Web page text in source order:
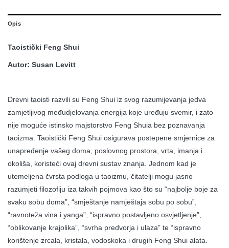
Opis
Taoistički Feng Shui
Autor: Susan Levitt
Drevni taoisti razvili su Feng Shui iz svog razumijevanja jedva
zamjetljivog međudjelovanja energija koje uređuju svemir, i zato
nije moguće istinsko majstorstvo Feng Shuia bez poznavanja
taoizma. Taoistički Feng Shui osigurava postepene smjernice za
unapređenje vašeg doma, poslovnog prostora, vrta, imanja i
okoliša, koristeći ovaj drevni sustav znanja. Jednom kad je
utemeljena čvrsta podloga u taoizmu, čitatelji mogu jasno
razumjeti filozofiju iza takvih pojmova kao što su “najbolje boje za
svaku sobu doma”, “smještanje namještaja sobu po sobu”,
“ravnoteža vina i yanga”, “ispravno postavljeno osvjetljenje”,
“oblikovanje krajolika”, “svrha predvorja i ulaza” te “ispravno
korištenje zrcala, kristala, vodoskoka i drugih Feng Shui alata.